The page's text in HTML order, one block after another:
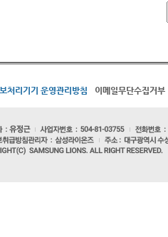
처리기기 운영관리방침 이메일무단수집거부